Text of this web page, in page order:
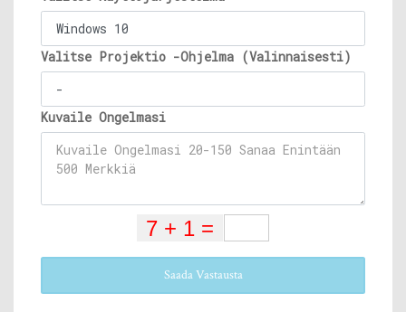
Valitse Projektio -Ohjelma (Valinnaisesti)
Kuvaile Ongelmasi
Saada Vastausta